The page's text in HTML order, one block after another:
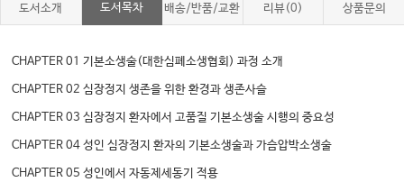
도서소개 도서목차 배송/반품/교환 리뷰(0) 상품문의
CHAPTER 01 기본소생술(대한심폐소생협회) 과정 소개
CHAPTER 02 심장정지 생존을 위한 환경과 생존사슬
CHAPTER 03 심장정지 환자에서 고품질 기본소생술 시행의 중요성
CHAPTER 04 성인 심장정지 환자의 기본소생술과 가슴압박소생술
CHAPTER 05 성인에서 자동제세동기 적용